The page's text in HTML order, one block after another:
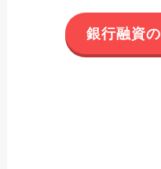
銀行融資